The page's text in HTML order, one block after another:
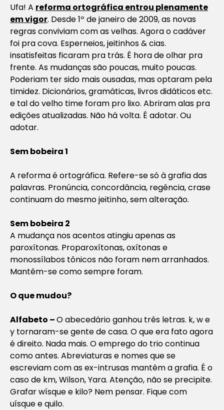
Ufa! A reforma ortográfica entrou plenamente
em vigor. Desde 1º de janeiro de 2009, as novas
regras conviviam com as velhas. Agora o cadáver
foi pra cova. Esperneios, jeitinhos & cias.
insatisfeitas ficaram pra trás. É hora de olhar pra
frente. As mudanças são poucas, muito poucas.
Poderiam ter sido mais ousadas, mas optaram pela
timidez. Dicionários, gramáticas, livros didáticos etc.
e tal do velho time foram pro lixo. Abriram alas pra
edições atualizadas. Não há volta. É adotar. Ou
adotar.
Sem bobeira 1
A reforma é ortográfica. Refere-se só à grafia das
palavras. Pronúncia, concordância, regência, crase
continuam do mesmo jeitinho, sem alteração.
Sem bobeira 2
A mudança nos acentos atingiu apenas as
paroxítonas. Proparoxítonas, oxítonas e
monossílabos tônicos não foram nem arranhados.
Mantêm-se como sempre foram.
O que mudou?
Alfabeto –O abecedário ganhou três letras. k, w e
y tornaram-se gente de casa. O que era fato agora
é direito. Nada mais. O emprego do trio continua
como antes. Abreviaturas e nomes que se
escreviam com as ex-intrusas mantêm a grafia. É o
caso de km, Wilson, Yara. Atenção, não se precipite.
Grafar wísque e kilo? Nem pensar. Fique com
uísque e quilo.